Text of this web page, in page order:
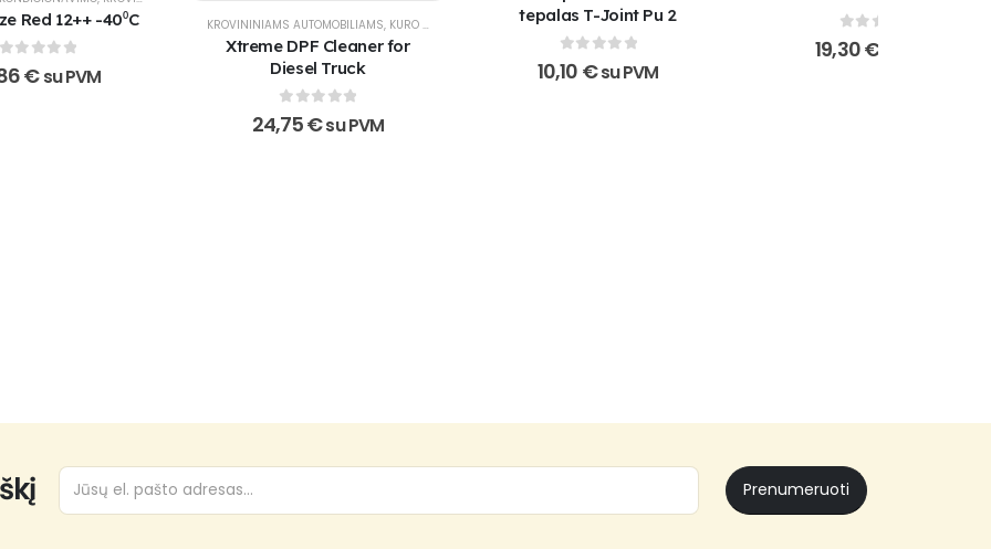
Red 12++ -40⁰C
out of 5
€su PVM
KROVININIAMS AUTOMOBILIAMS, KURO PRIEDAI IR VALIKLIAI ,XADO PRODUKTAI, XADO-NUOLAIDA
Xtreme DPF Cleaner for
Diesel Truck
0out of 5
24,75€su PVM
tepalas T-Joint Pu 2
0out of 5
10,10 €su PVM
0 out of 5
19,30€
Prenumeruoti